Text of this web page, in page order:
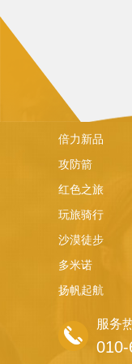
倍力新品
攻防箭
红色之旅
玩旅骑行
沙漠徒步
多米诺
扬帆起航
服务
010-